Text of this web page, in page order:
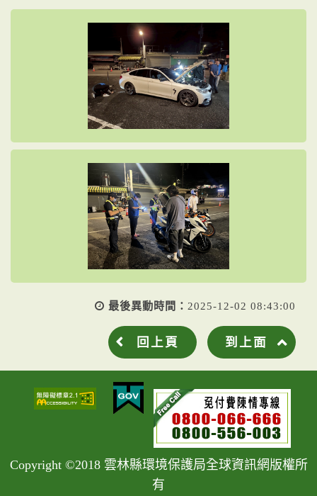
最後異動時間： 2025-12-02 08:43:00
回上頁 到上面
Copyright ©2018 雲林縣環境保護局全球資訊網版權所
有